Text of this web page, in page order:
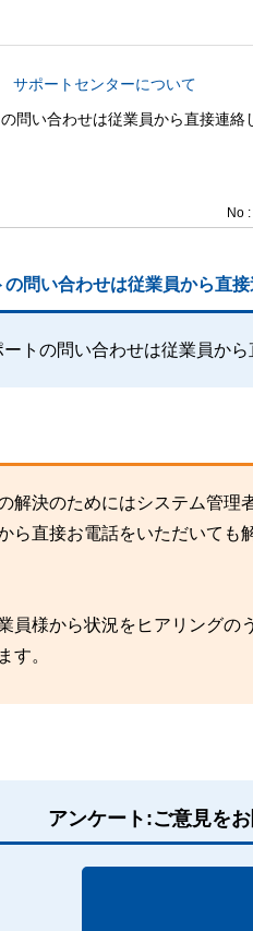
サポートセンターについて
問い合わせは従業員から直接連絡
No
問い合わせは従業員から直接
トの問い合わせは従業員か
解決のためにはシステム管
ら直接お電話をいただいて
員様から状況をヒアリング
す。
アンケート:ご意見を